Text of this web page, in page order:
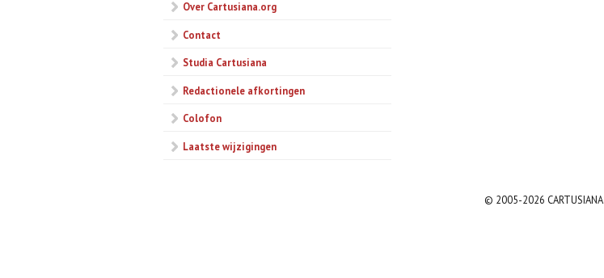
Over Cartusiana.org
Contact
Studia Cartusiana
Redactionele afkortingen
Colofon
Laatste wijzigingen
© 2005-2026 CARTUSIANA